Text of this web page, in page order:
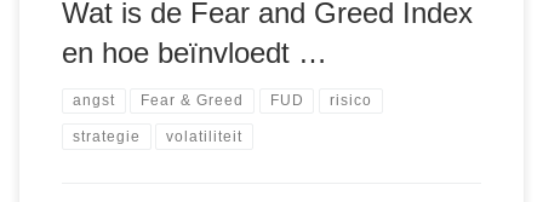
Wat is de Fear and Greed Index
en hoe beïnvloedt …
angst Fear & Greed FUD risico
strategie volatiliteit